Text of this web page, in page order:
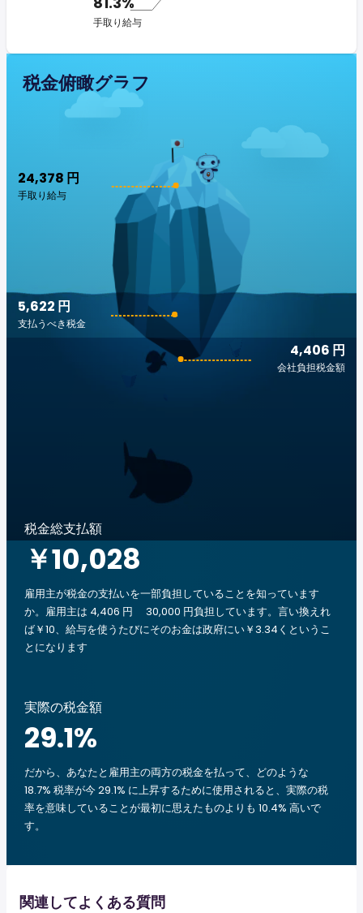
手取り給与
税金俯瞰グラフ
24,378 円
手取り給与
4,406 円
会社負担税金額
5,622 円
支払うべき税金
税金総支払額
￥10,028
雇用主が税金の支払いを一部負担していることを知っています
か。雇用主は 4,406 円 30,000 円負担しています。言い換えれ
ば￥10、給与を使うたびにそのお金は政府にい￥3.34くというこ
とになります
実際の税金額
29.1%
だから、あなたと雇用主の両方の税金を払って、どのような
18.7% 税率が今 29.1% に上昇するために使用されると、実際の税
率を意味していることが最初に思えたものよりも 10.4% 高いで
す。
関連してよくある質問